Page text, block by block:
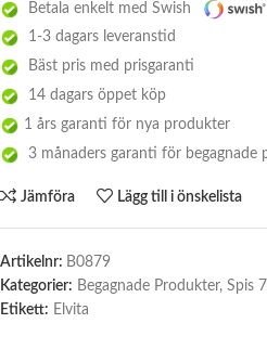
Betala enkelt med Swish
1-3 dagars leveranstid
Bäst pris med prisgaranti
14 dagars öppet köp
1 års garanti för nya produkter
3 månaders garanti för begagnade
Jämföra Lägg till i önskelista
Artikelnr: B0879
Kategorier: Begagnade Produkter, Spis
Etikett: Elvita